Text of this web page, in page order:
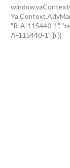
"R-A-115440-1",
A-115440-1" }) })